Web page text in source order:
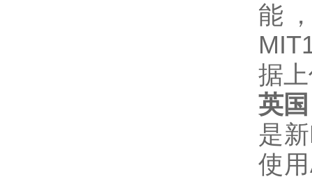
能
据
英
是
使